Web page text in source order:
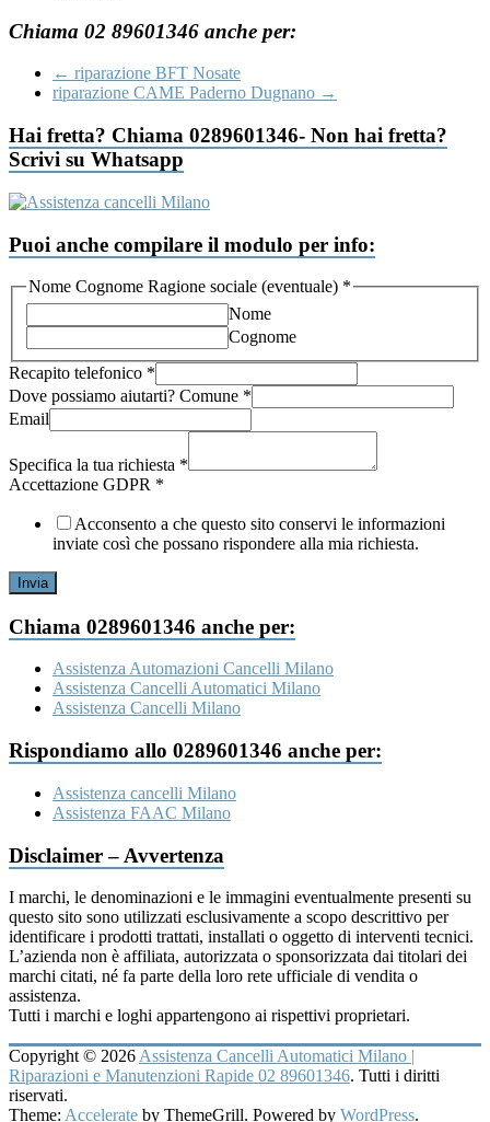
Chiama 02 89601346 anche per:
← riparazione BFT Nosate
riparazione CAME Paderno Dugnano →
Hai fretta? Chiama 0289601346- Non hai fretta?
Scrivi su Whatsapp
Puoi anche compilare il modulo per info:
Nome Cognome Ragione sociale (eventuale) *
Nome
Cognome
Recapito telefonico *
Dove possiamo aiutarti? Comune *
Email
Specifica la tua richiesta *
Accettazione
possiamo
Accettazione GDPR *
Acconsento a che questo sito conservi le informazioni
inviate così che possano rispondere alla mia richiesta.
Invia
Chiama 0289601346 anche per:
Assistenza Automazioni Cancelli Milano
Assistenza Cancelli Automatici Milano
Assistenza Cancelli Milano
Rispondiamo allo 0289601346 anche per:
Assistenza cancelli Milano
Assistenza FAAC Milano
Disclaimer – Avvertenza
I marchi, le denominazioni e le immagini eventualmente presenti su
questo sito sono utilizzati esclusivamente a scopo descrittivo per
identificare i prodotti trattati, installati o oggetto di interventi tecnici.
L’azienda non è affiliata, autorizzata o sponsorizzata dai titolari dei
marchi citati, né fa parte della loro rete ufficiale di vendita o
assistenza.
Tutti i marchi e loghi appartengono ai rispettivi proprietari.
Copyright © 2026 Assistenza Cancelli Automatici Milano |
Riparazioni e Manutenzioni Rapide 02 89601346. Tutti i diritti
riservati.
Theme: Accelerate by ThemeGrill. Powered by WordPress.